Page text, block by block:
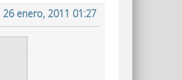
26 enero, 2011 01:27